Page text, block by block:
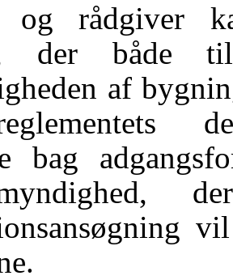
og rådgiver
der både
af
bag